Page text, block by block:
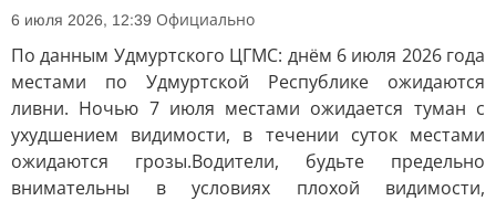
6 июля 2026, 12:39 Официально
По данным Удмуртского ЦГМС: днём 6 июля 2026 года
местами по Удмуртской Республике ожидаются
ливни. Ночью 7 июля местами ожидается туман с
ухудшением видимости, в течении суток местами
ожидаются грозы.Водители, будьте предельно
внимательны в условиях плохой видимости,